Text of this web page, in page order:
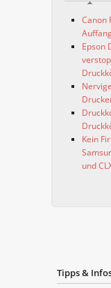
Canon
Epson
Kein
und
Tipps &